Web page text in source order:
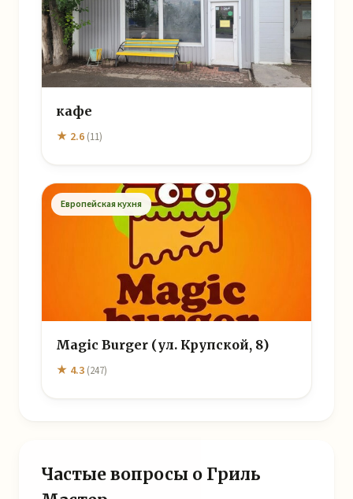
кафе
★ 2.6 (11)
Европейская кухня
Magic Burger (ул. Крупской, 8)
★ 4.3 (247)
Частые вопросы о Гриль